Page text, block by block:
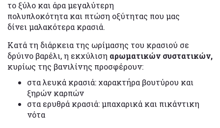
το ξύλο και άρα μεγαλύτερη
πολυπλοκότητα και πτώση οξύτητας που μας
δίνει μαλακότερα κρασιά.
Κατά τη διάρκεια της ωρίμασης του κρασιού σε
δρύινο βαρέλι, η εκχύλιση αρωματικών συστατικών,
κυρίως της βανιλίνης προσφέρουν:
στα λευκά κρασιά: χαρακτήρα βουτύρου και
ξηρών καρπών
στα ερυθρά κρασιά: μπαχαρικά και πικάντικη
νότα